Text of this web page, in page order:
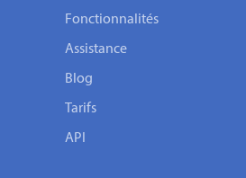
Fonctionnalités
Assistance
Blog
Tarifs
API